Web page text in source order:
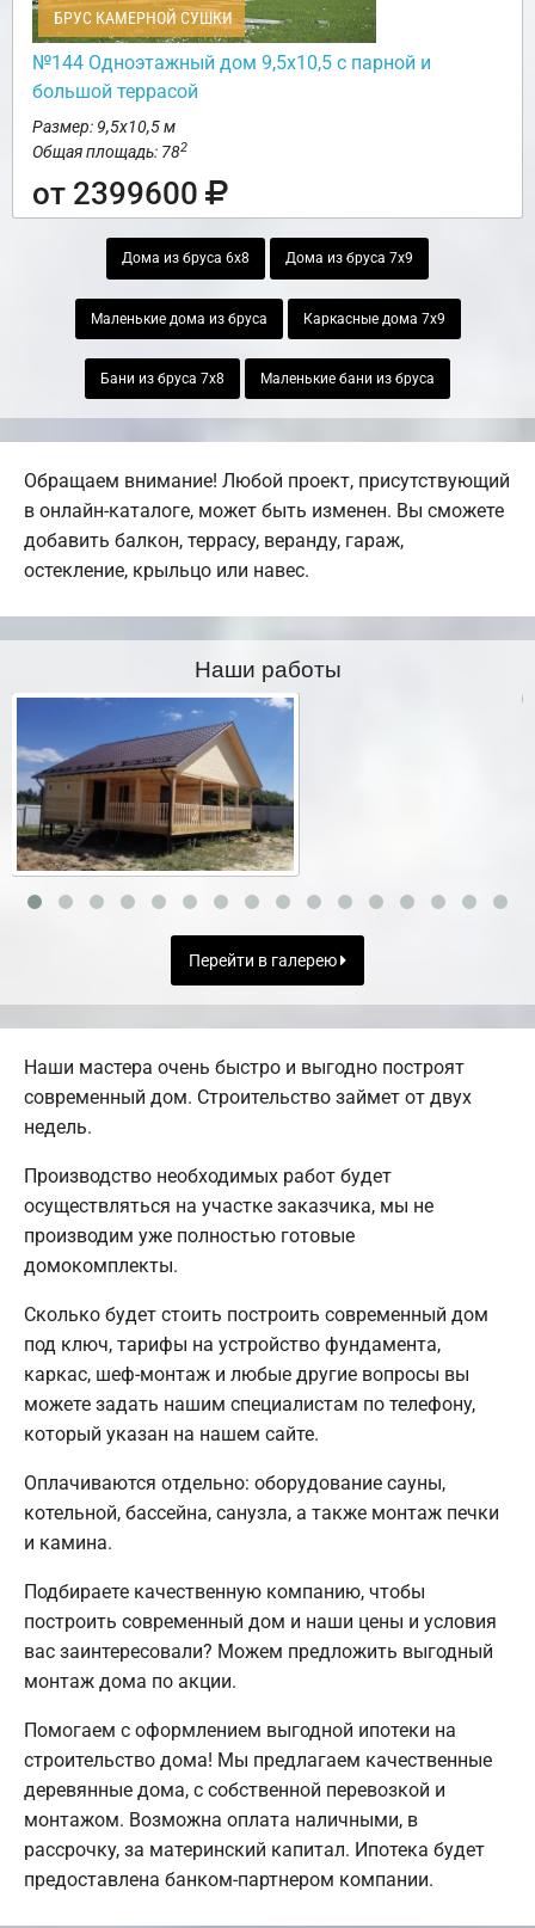
БРУС КАМЕРНОЙ СУШКИ
№144 Одноэтажный дом 9,5х10,5 с парной и
большой террасой
Размер: 9,5х10,5 м
Общая площадь: 782
от 2399600
Дома из бруса 6х8 Дома из бруса 7х9
Маленькие дома из бруса Каркасные дома 7х9
Бани из бруса 7х8 Маленькие бани из бруса
Обращаем внимание! Любой проект, присутствующий
в онлайн-каталоге, может быть изменен. Вы сможете
добавить балкон, террасу, веранду, гараж,
остекление, крыльцо или навес.
Наши работы
Перейти в галерею
Наши мастера очень быстро и выгодно построят
современный дом. Строительство займет от двух
недель.
Производство необходимых работ будет
осуществляться на участке заказчика, мы не
производим уже полностью готовые
домокомплекты.
Сколько будет стоить построить современный дом
под ключ, тарифы на устройство фундамента,
каркас, шеф-монтаж и любые другие вопросы вы
можете задать нашим специалистам по телефону,
который указан на нашем сайте.
Оплачиваются отдельно: оборудование сауны,
котельной, бассейна, санузла, а также монтаж печки
и камина.
Подбираете качественную компанию, чтобы
построить современный дом и наши цены и условия
вас заинтересовали? Можем предложить выгодный
монтаж дома по акции.
Помогаем с оформлением выгодной ипотеки на
строительство дома! Мы предлагаем качественные
деревянные дома, с собственной перевозкой и
монтажом. Возможна оплата наличными, в
рассрочку, за материнский капитал. Ипотека будет
предоставлена банком-партнером компании.